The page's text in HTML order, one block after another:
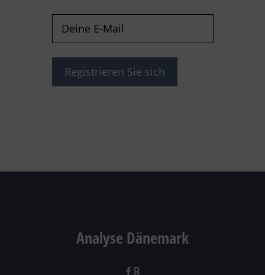
Mail(erforderlich)
Analyse Dänemark